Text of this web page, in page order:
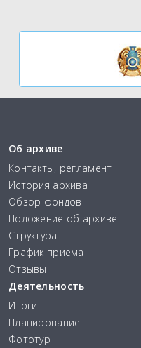
Об архиве
Контакты, регламент
История архива
Обзор фондов
Положение об архиве
Структура
График приема
Отзывы
Деятельность
Итоги
Планирование
Фототур